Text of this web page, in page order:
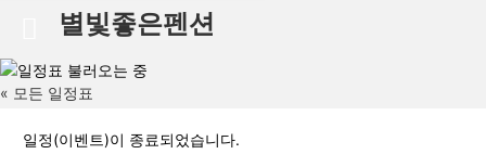
별빛좋은펜션
« 모든 일정표
일정(이벤트)이 종료되었습니다.